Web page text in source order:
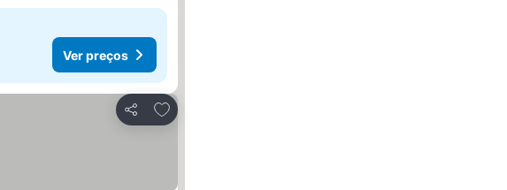
Ver preços
Partilhar
Adicionar aos favoritos